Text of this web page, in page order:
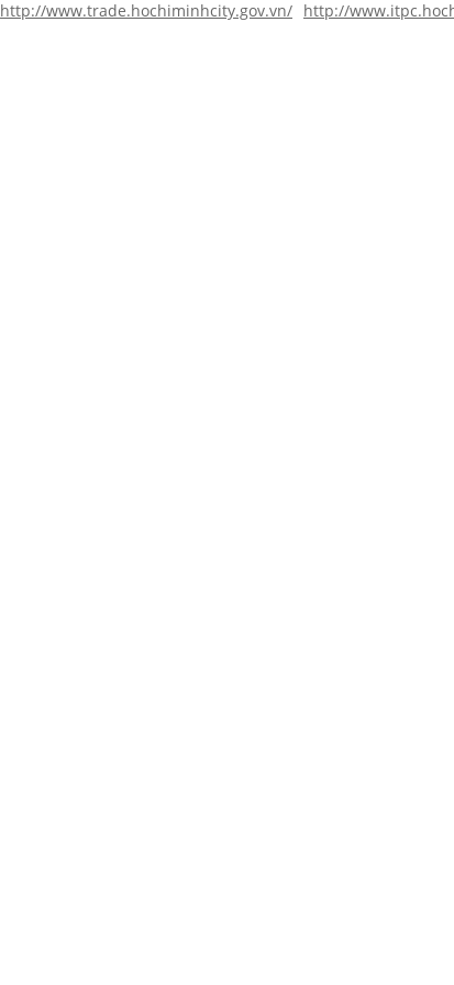
http://www.trade.hochiminhcity.gov.vn/ http://